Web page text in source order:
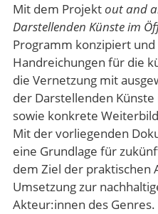
Mit dem Projektout and
Darstellenden Künste im
Programm konzipiert
Handreichungen für die
die Vernetzung mit
der Darstellenden
sowie konkrete
Mit der vorliegenden
eine Grundlage für
dem Ziel der praktischen
Umsetzung zur
Akteur:innen des Genres.